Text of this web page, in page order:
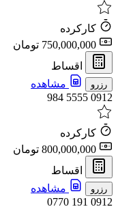
کارکرده
اقساط
رزرو
مشاهده
0912 5555 984
کارکرده
اقساط
رزرو
مشاهده
0912 191 0770